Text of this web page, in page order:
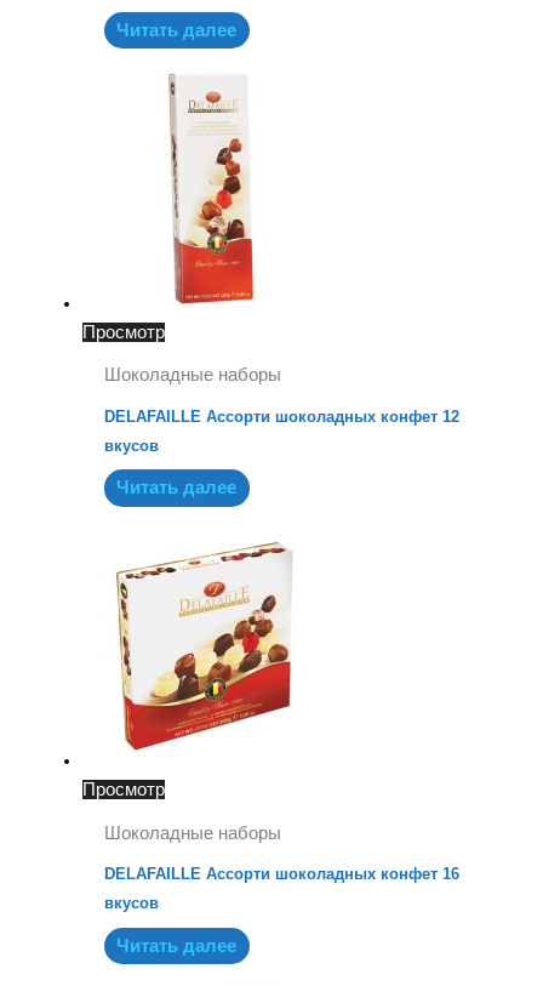
Читать далее
Просмотр
Шоколадные наборы
DELAFAILLE Ассорти шоколадных конфет 12
вкусов
Читать далее
Просмотр
Шоколадные наборы
DELAFAILLE Ассорти шоколадных конфет 16
вкусов
Читать далее